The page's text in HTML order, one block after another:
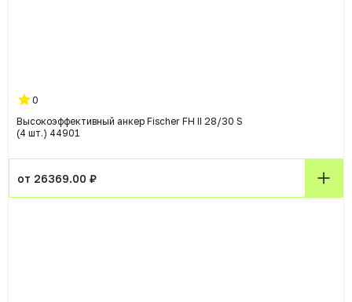
0
Высокоэффективный анкер Fischer FH II 28/30 S
(4 шт.) 44901
от 26369.00 ₽